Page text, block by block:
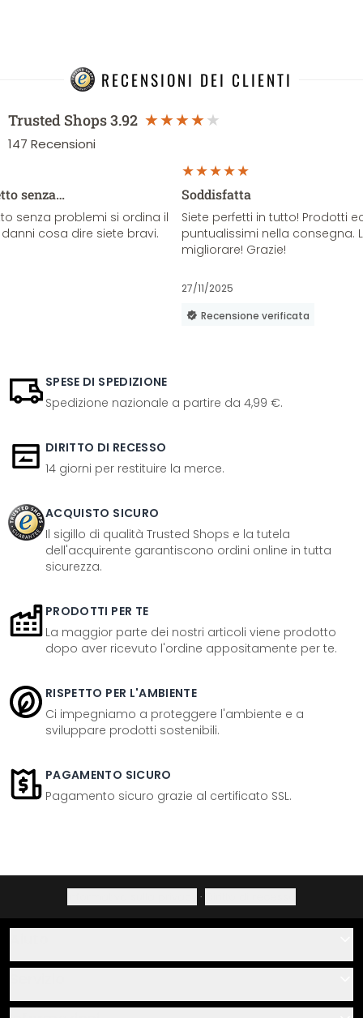
RECENSIONI DEI CLIENTI
Trusted Shops3.92
147 Recensioni
senza…
senza problemi si ordina il
cosa dire siete bravi.
Soddisfatta
Siete perfetti in tutto! Prodotti
puntualissimi nella consegna.
migliorare! Grazie!
27/11/2025
Recensione verificata
SPESE DI SPEDIZIONE
Spedizione nazionale a partire da 4,99 €.
DIRITTO DI RECESSO
14 giorni per restituire la merce.
ACQUISTO SICURO
Il sigillo di qualità Trusted Shops e la tutela
dell'acquirente garantiscono ordini online in tutta
sicurezza.
PRODOTTI PER TE
La maggior parte dei nostri articoli viene prodotto
dopo aver ricevuto l'ordine appositamente per te.
RISPETTO PER L'AMBIENTE
Ci impegniamo a proteggere l'ambiente e a
sviluppare prodotti sostenibili.
PAGAMENTO SICURO
Pagamento sicuro grazie al certificato SSL.
·
Chi siamo